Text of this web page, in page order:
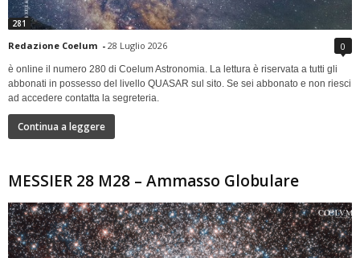
281
Redazione Coelum - 28 Luglio 2026 0
è online il numero 280 di Coelum Astronomia. La lettura è riservata a tutti gli
abbonati in possesso del livello QUASAR sul sito. Se sei abbonato e non riesci
ad accedere contatta la segreteria.
Continua a leggere
MESSIER 28 M28 – Ammasso Globulare